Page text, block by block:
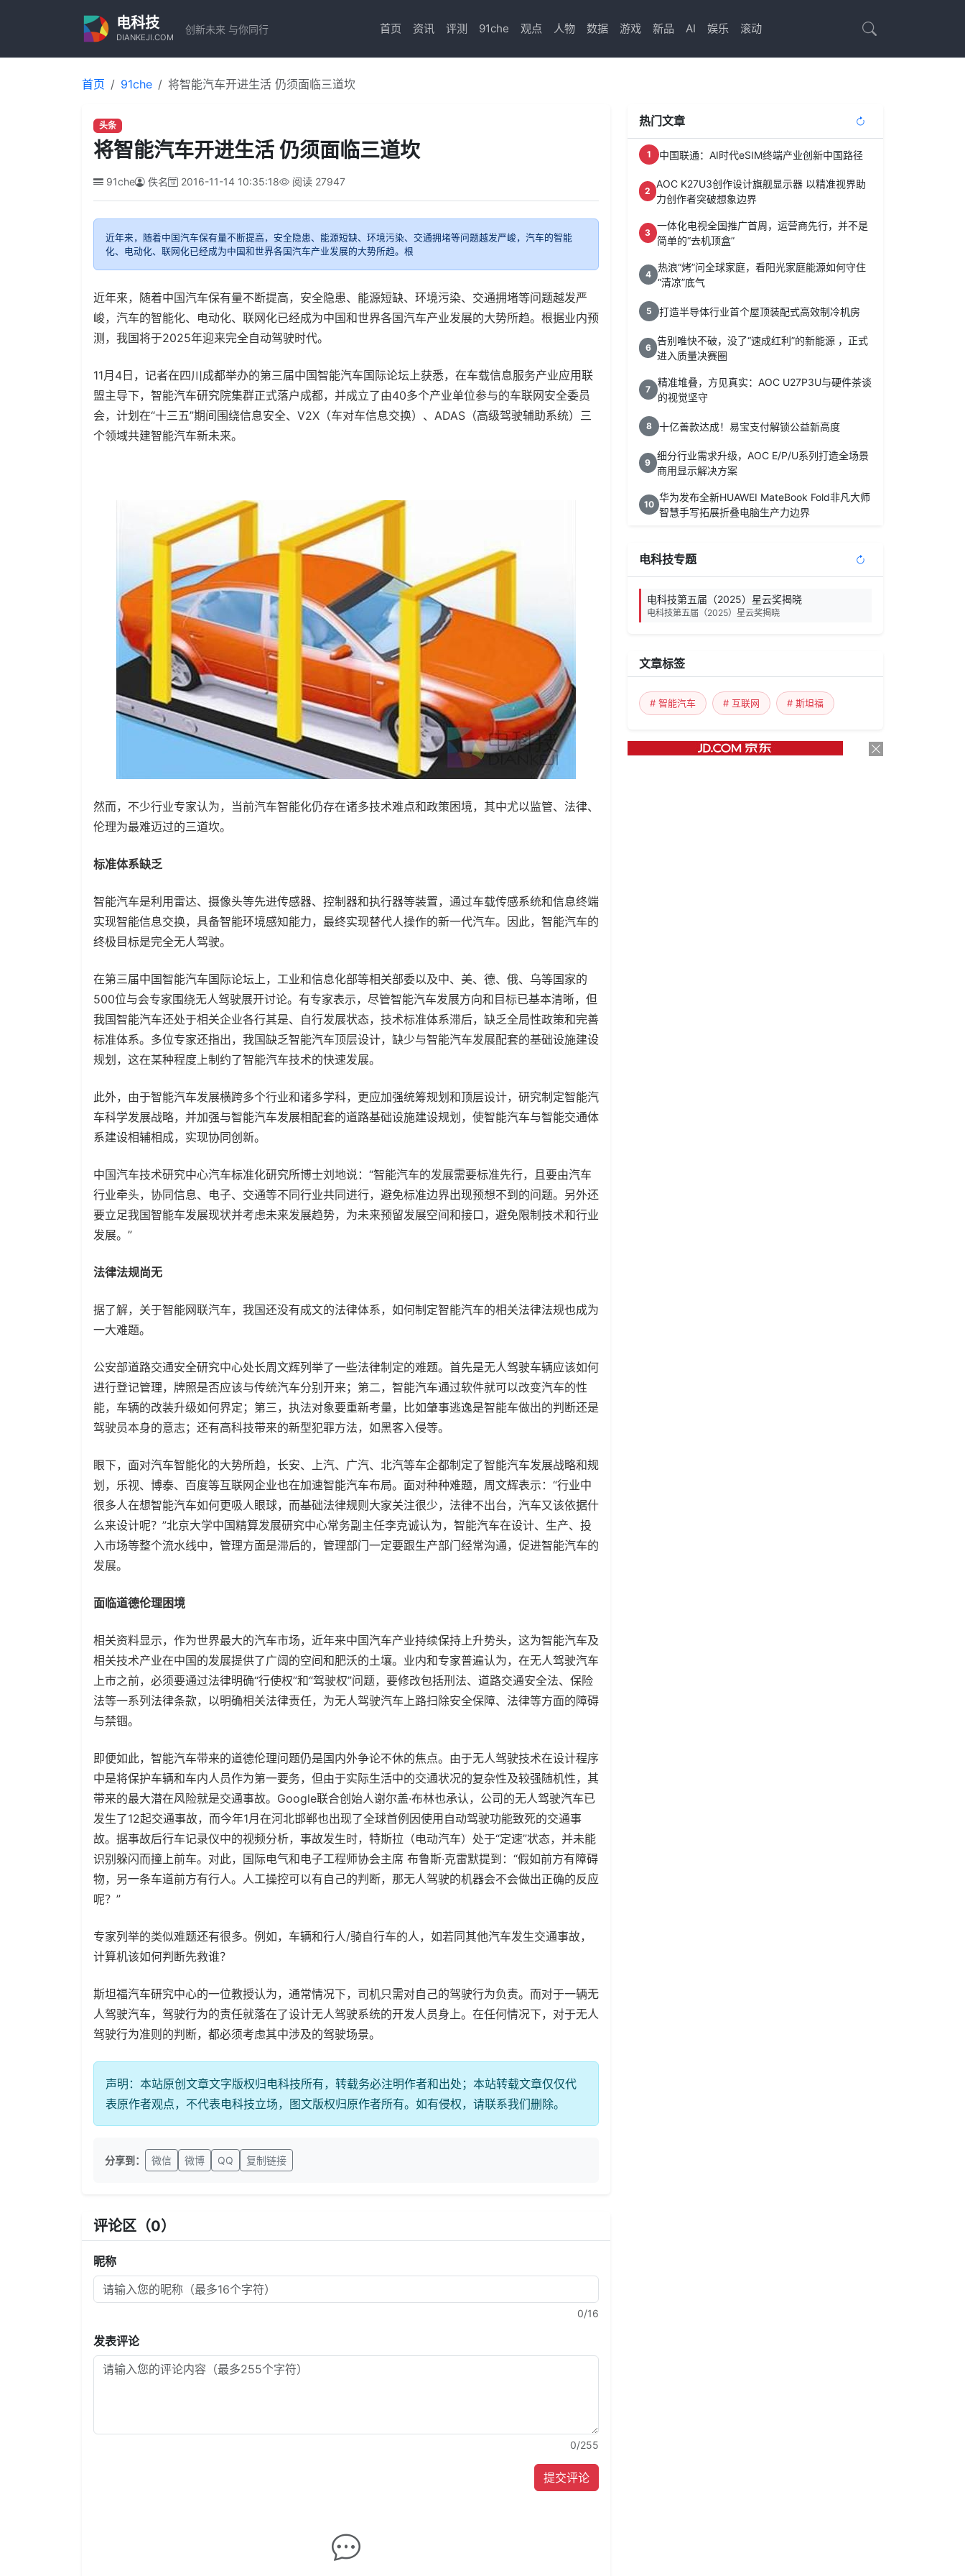
电科技
DIANKEJI.COM
创新未来 与你同行 首页 资讯 评测 91che 观点 人物 数据 游戏 新品 AI 娱乐 滚动
首页 91che 将智能汽车开进生活 仍须面临三道坎
头条
将智能汽车开进生活 仍须面临三道坎
91che 佚名 2016-11-14 10:35:18 阅读 27947
近年来，随着中国汽车保有量不断提高，安全隐患、能源短缺、环境污染、交通拥堵等问题越发严峻，汽车的智能
化、电动化、联网化已经成为中国和世界各国汽车产业发展的大势所趋。根
近年来，随着中国汽车保有量不断提高，安全隐患、能源短缺、环境污染、交通拥堵等问题越发严
峻，汽车的智能化、电动化、联网化已经成为中国和世界各国汽车产业发展的大势所趋。根据业内预
测，我国将于2025年迎来完全自动驾驶时代。
11月4日，记者在四川成都举办的第三届中国智能汽车国际论坛上获悉，在车载信息服务产业应用联
盟主导下，智能汽车研究院集群正式落户成都，并成立了由40多个产业单位参与的车联网安全委员
会，计划在“十三五”期间围绕信息安全、V2X（车对车信息交换）、ADAS（高级驾驶辅助系统）三
个领域共建智能汽车新未来。
然而，不少行业专家认为，当前汽车智能化仍存在诸多技术难点和政策困境，其中尤以监管、法律、
伦理为最难迈过的三道坎。
标准体系缺乏
智能汽车是利用雷达、摄像头等先进传感器、控制器和执行器等装置，通过车载传感系统和信息终端
实现智能信息交换，具备智能环境感知能力，最终实现替代人操作的新一代汽车。因此，智能汽车的
终极目标是完全无人驾驶。
在第三届中国智能汽车国际论坛上，工业和信息化部等相关部委以及中、美、德、俄、乌等国家的
500位与会专家围绕无人驾驶展开讨论。有专家表示，尽管智能汽车发展方向和目标已基本清晰，但
我国智能汽车还处于相关企业各行其是、自行发展状态，技术标准体系滞后，缺乏全局性政策和完善
标准体系。多位专家还指出，我国缺乏智能汽车顶层设计，缺少与智能汽车发展配套的基础设施建设
规划，这在某种程度上制约了智能汽车技术的快速发展。
此外，由于智能汽车发展横跨多个行业和诸多学科，更应加强统筹规划和顶层设计，研究制定智能汽
车科学发展战略，并加强与智能汽车发展相配套的道路基础设施建设规划，使智能汽车与智能交通体
系建设相辅相成，实现协同创新。
中国汽车技术研究中心汽车标准化研究所博士刘地说：“智能汽车的发展需要标准先行，且要由汽车
行业牵头，协同信息、电子、交通等不同行业共同进行，避免标准边界出现预想不到的问题。另外还
要立足我国智能车发展现状并考虑未来发展趋势，为未来预留发展空间和接口，避免限制技术和行业
发展。”
法律法规尚无
据了解，关于智能网联汽车，我国还没有成文的法律体系，如何制定智能汽车的相关法律法规也成为
一大难题。
公安部道路交通安全研究中心处长周文辉列举了一些法律制定的难题。首先是无人驾驶车辆应该如何
进行登记管理，牌照是否应该与传统汽车分别开来；第二，智能汽车通过软件就可以改变汽车的性
能，车辆的改装升级如何界定；第三，执法对象要重新考量，比如肇事逃逸是智能车做出的判断还是
驾驶员本身的意志；还有高科技带来的新型犯罪方法，如黑客入侵等。
眼下，面对汽车智能化的大势所趋，长安、上汽、广汽、北汽等车企都制定了智能汽车发展战略和规
划，乐视、博泰、百度等互联网企业也在加速智能汽车布局。面对种种难题，周文辉表示：“行业中
很多人在想智能汽车如何更吸人眼球，而基础法律规则大家关注很少，法律不出台，汽车又该依据什
么来设计呢？”北京大学中国精算发展研究中心常务副主任李克诚认为，智能汽车在设计、生产、投
入市场等整个流水线中，管理方面是滞后的，管理部门一定要跟生产部门经常沟通，促进智能汽车的
发展。
面临道德伦理困境
相关资料显示，作为世界最大的汽车市场，近年来中国汽车产业持续保持上升势头，这为智能汽车及
相关技术产业在中国的发展提供了广阔的空间和肥沃的土壤。业内和专家普遍认为，在无人驾驶汽车
上市之前，必须要通过法律明确“行使权”和“驾驶权”问题，要修改包括刑法、道路交通安全法、保险
法等一系列法律条款，以明确相关法律责任，为无人驾驶汽车上路扫除安全保障、法律等方面的障碍
与禁锢。
即便如此，智能汽车带来的道德伦理问题仍是国内外争论不休的焦点。由于无人驾驶技术在设计程序
中是将保护车辆和车内人员作为第一要务，但由于实际生活中的交通状况的复杂性及较强随机性，其
带来的最大潜在风险就是交通事故。Google联合创始人谢尔盖·布林也承认，公司的无人驾驶汽车已
发生了12起交通事故，而今年1月在河北邯郸也出现了全球首例因使用自动驾驶功能致死的交通事
故。据事故后行车记录仪中的视频分析，事故发生时，特斯拉（电动汽车）处于“定速”状态，并未能
识别躲闪而撞上前车。对此，国际电气和电子工程师协会主席 布鲁斯·克雷默提到：“假如前方有障碍
物，另一条车道前方有行人。人工操控可以有自己的判断，那无人驾驶的机器会不会做出正确的反应
呢？”
专家列举的类似难题还有很多。例如，车辆和行人/骑自行车的人，如若同其他汽车发生交通事故，
计算机该如何判断先救谁？
斯坦福汽车研究中心的一位教授认为，通常情况下，司机只需对自己的驾驶行为负责。而对于一辆无
人驾驶汽车，驾驶行为的责任就落在了设计无人驾驶系统的开发人员身上。在任何情况下，对于无人
驾驶行为准则的判断，都必须考虑其中涉及的驾驶场景。
声明：本站原创文章文字版权归电科技所有，转载务必注明作者和出处；本站转载文章仅仅代
表原作者观点，不代表电科技立场，图文版权归原作者所有。如有侵权，请联系我们删除。
分享到： 微信 微博 QQ 复制链接
评论区（0）
昵称
0/16
发表评论
0/255
提交评论
热门文章
1 中国联通：AI时代eSIM终端产业创新中国路径
2
AOC K27U3创作设计旗舰显示器 以精准视界助
力创作者突破想象边界
3
一体化电视全国推广首周，运营商先行，并不是
简单的“去机顶盒”
4
热浪“烤”问全球家庭，看阳光家庭能源如何守住
“清凉”底气
5 打造半导体行业首个屋顶装配式高效制冷机房
6
告别唯快不破，没了“速成红利”的新能源 ，正式
进入质量决赛圈
7
精准堆叠，方见真实：AOC U27P3U与硬件茶谈
的视觉坚守
8 十亿善款达成！易宝支付解锁公益新高度
9
细分行业需求升级，AOC E/P/U系列打造全场景
商用显示解决方案
10
华为发布全新HUAWEI MateBook Fold非凡大师
智慧手写拓展折叠电脑生产力边界
电科技专题
电科技第五届（2025）星云奖揭晓
电科技第五届（2025）星云奖揭晓
文章标签
# 智能汽车 # 互联网 # 斯坦福